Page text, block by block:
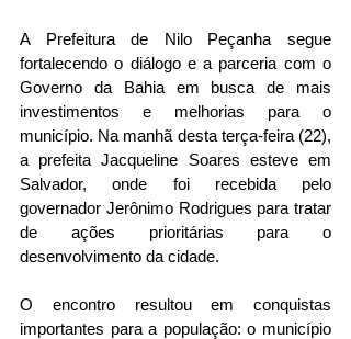
A Prefeitura de Nilo Peçanha segue
fortalecendo o diálogo e a parceria com o
Governo da Bahia em busca de mais
investimentos e melhorias para o
município. Na manhã desta terça-feira (22),
a prefeita Jacqueline Soares esteve em
Salvador, onde foi recebida pelo
governador Jerônimo Rodrigues para tratar
de ações prioritárias para o
desenvolvimento da cidade.
O encontro resultou em conquistas
importantes para a população: o município